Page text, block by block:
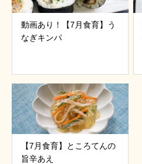
動画あり！【7月食育】う
なぎキンパ
【7月食育】ところてんの
旨辛あえ